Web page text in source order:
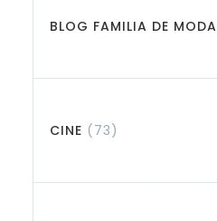
BLOG FAMILIA DE MODA
CINE (73)